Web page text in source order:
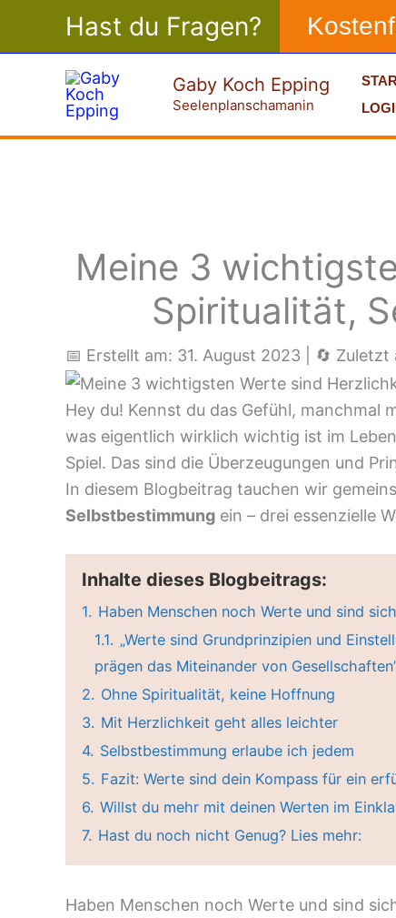
Hast du Fragen?
Gaby Koch Epping
Seelenplanschamanin
Meine 3
Spiritualität,
📅 Erstellt am: 31. August 2023 🔄 Zuletzt
Hey du! Kennst du das Gefühl,
was eigentlich wirklich wichtig ist im
Spiel. Das sind die Überzeugungen und
In diesem Blogbeitrag tauchen wir
Selbstbestimmung ein – drei essenzielle
Inhalte dieses Blogbeitrags:
1. Haben Menschen noch Werte und sind
1.1. „Werte sind Grundprinzipien und
prägen das Miteinander von
2. Ohne Spiritualität, keine Hoffnung
3. Mit Herzlichkeit geht alles leichter
4. Selbstbestimmung erlaube ich jedem
5. Fazit: Werte sind dein Kompass für ein
6. Willst du mehr mit deinen Werten im
7. Hast du noch nicht Genug? Lies mehr:
Haben Menschen noch Werte und sind